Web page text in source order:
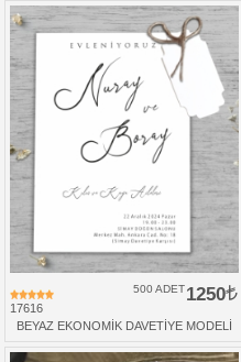
17616
1250
500 ADET
BEYAZ EKONOMİK DAVETİYE MODELİ